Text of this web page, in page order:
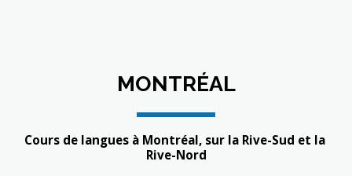
MONTRÉAL
Cours de langues à Montréal, sur la Rive-Sud et la
Rive-Nord